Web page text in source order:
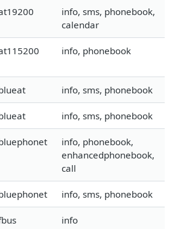
info, sms, phonebook,
calendar
info, phonebook
info, sms, phonebook
info, sms, phonebook
info, phonebook,
enhancedphonebook,
call
info, sms, phonebook
info